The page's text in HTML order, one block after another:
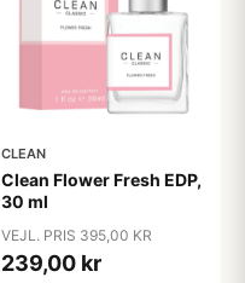
CLEAN
Clean Flower Fresh EDP,
30 ml
VEJL. PRIS 395,00 KR
239,00 kr